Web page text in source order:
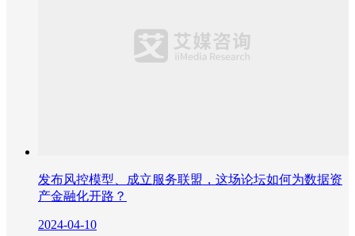
发布风控模型、成立服务联盟，这场论坛如何为数据资
产金融化开路？
2024-04-10